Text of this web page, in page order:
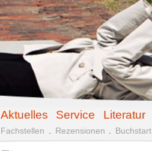
Aktuelles Service Literatur
Fachstellen Rezensionen Buchstart